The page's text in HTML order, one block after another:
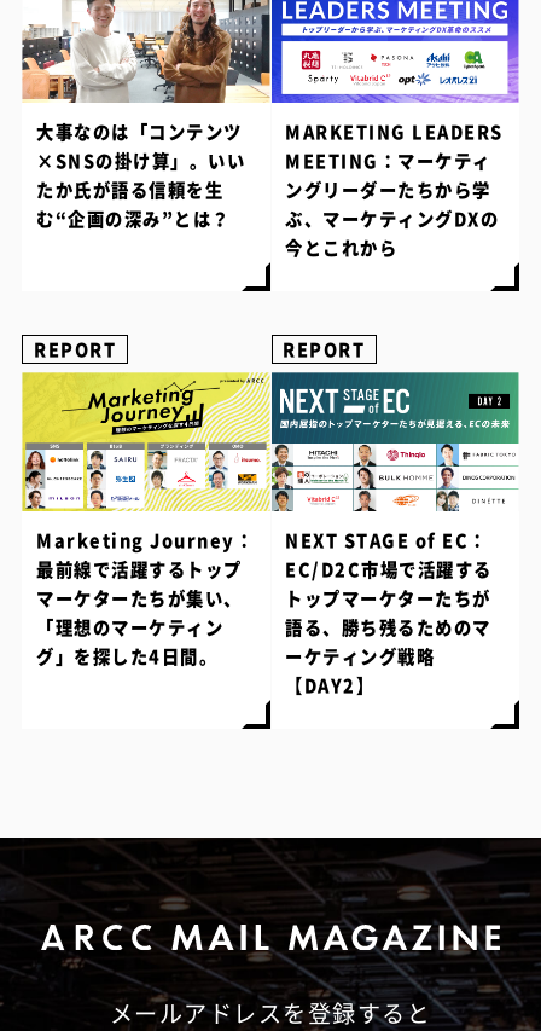
大事なのは「コンテンツ
×SNSの掛け算」。いい
たか氏が語る信頼を生
む“企画の深み”とは？
MARKETING LEADERS
MEETING：マーケティ
ングリーダーたちから学
ぶ、マーケティングDXの
今とこれから
REPORT
Marketing Journey：
最前線で活躍するトップ
マーケターたちが集い、
「理想のマーケティン
グ」を探した4日間。
REPORT
NEXT STAGE of EC：
EC/D2C市場で活躍する
トップマーケターたちが
語る、勝ち残るためのマ
ーケティング戦略
【DAY2】
メールアドレスを登録すると